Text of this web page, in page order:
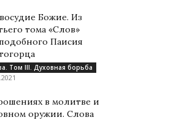
Божие. Из
тома «Слов»
Паисия
Том III. Духовная борьба
в молитве и
оружии. Слова